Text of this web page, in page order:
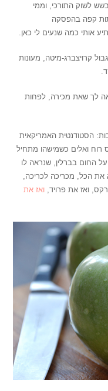
לשוק התורכי, וממי
קפה בהפסקה
אותי כמה שנעים לי כאן.
קרויצברג-מיטה, מעונות
לך שאת מכירה, לפחות
הסטודנטית האמריקאית
ואלים כשמישהו מתחיל
החום בברלין, שנראה לו
הכל, מכריכה לכריכה,
ואז את פרויד,ואז את